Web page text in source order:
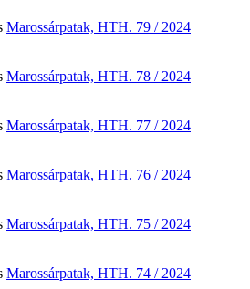
Marossárpatak, HTH. 79 / 2024
Marossárpatak, HTH. 78 / 2024
Marossárpatak, HTH. 77 / 2024
Marossárpatak, HTH. 76 / 2024
Marossárpatak, HTH. 75 / 2024
Marossárpatak, HTH. 74 / 2024